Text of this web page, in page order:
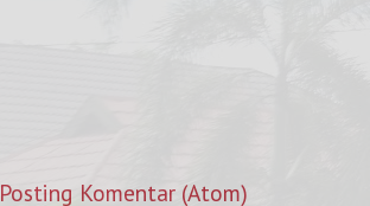
Posting Komentar (Atom)